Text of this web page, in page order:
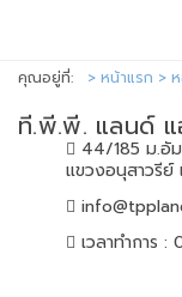
คุณอยู่ที่: หน้าแรก
ที.พี.พี. แลนด์ แ
44/185 ม.อั
แขวงอนุสาวรีย์
เวลาทำการ